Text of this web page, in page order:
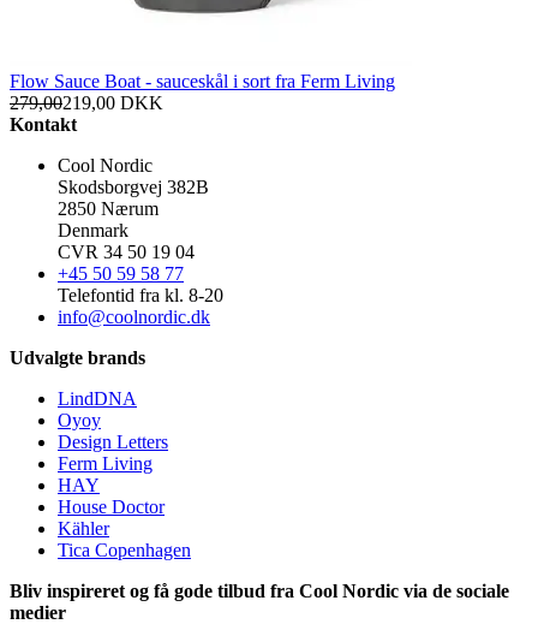
Flow Sauce Boat - sauceskål i sort fra Ferm Living
279,00219,00 DKK
Kontakt
Cool Nordic
Skodsborgvej 382B
2850 Nærum
Denmark
CVR 34 50 19 04
+45 50 59 58 77
Telefontid fra kl. 8-20
info@coolnordic.dk
Udvalgte brands
LindDNA
Oyoy
Design Letters
Ferm Living
HAY
House Doctor
Kähler
Tica Copenhagen
Bliv inspireret og få gode tilbud fra Cool Nordic via de sociale
medier